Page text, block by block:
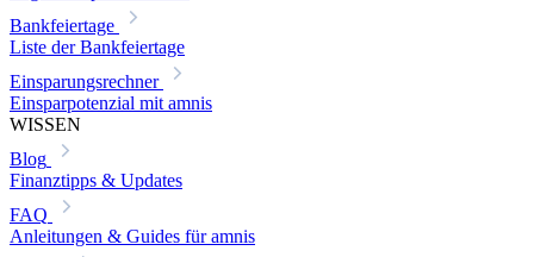
Bankfeiertage
Liste der Bankfeiertage
Einsparungsrechner
Einsparpotenzial mit amnis
WISSEN
Blog
Finanztipps & Updates
FAQ
Anleitungen & Guides für amnis